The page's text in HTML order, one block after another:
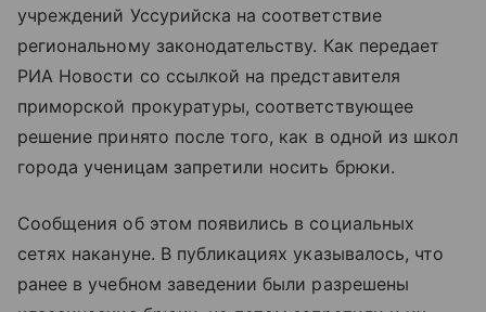
учреждений Уссурийска на соответствие
региональному законодательству. Как передает
РИА Новости со ссылкой на представителя
приморской прокуратуры, соответствующее
решение принято после того, как в одной из школ
города ученицам запретили носить брюки.
Сообщения об этом появились в социальных
сетях накануне. В публикациях указывалось, что
ранее в учебном заведении были разрешены